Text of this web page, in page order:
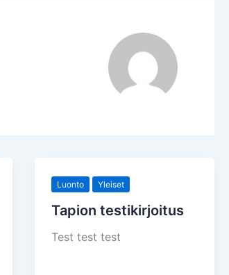
Luonto Yleiset
Tapion testikirjoitus
Test test test